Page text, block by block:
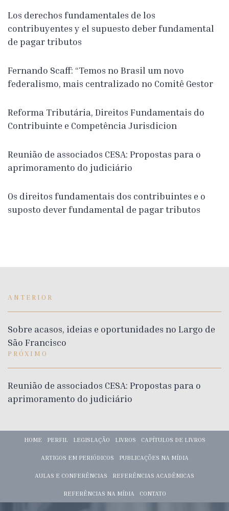
Los derechos fundamentales de los
contribuyentes y el supuesto deber fundamental
de pagar tributos
Fernando Scaff: “Temos no Brasil um novo
federalismo, mais centralizado no Comitê Gestor
Reforma Tributária, Direitos Fundamentais do
Contribuinte e Competência Jurisdicion
Reunião de associados CESA: Propostas para o
aprimoramento do judiciário
Os direitos fundamentais dos contribuintes e o
suposto dever fundamental de pagar tributos
ANTERIOR
Sobre acasos, ideias e oportunidades no Largo de
São Francisco
PRÓXIMO
Reunião de associados CESA: Propostas para o
aprimoramento do judiciário
HOME PERFIL LEGISLAÇÃO LIVROS CAPÍTULOS DE LIVROS
ARTIGOS EM PERIÓDICOS PUBLICAÇÕES NA MÍDIA
AULAS E CONFERÊNCIAS REFERÊNCIAS ACADÊMICAS
REFERÊNCIAS NA MÍDIA CONTATO